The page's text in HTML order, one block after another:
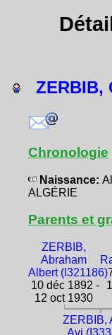
ZERBIB,
Chronologie
Naissance:
ALGÉRIE
Parents et
ZERBIB,
Abraham
Albert (I321186)
10 déc 1892 -
12 oct 1930
ZERBIB,